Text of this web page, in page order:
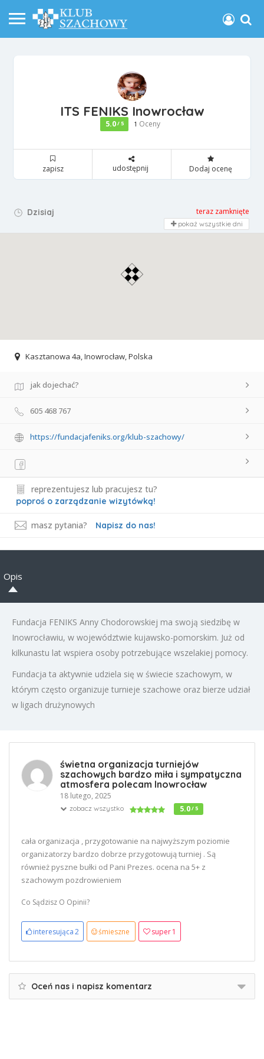
ITS FENIKS Inowrocław
5.0/ 5 1 Oceny
zapisz udostępnij Dodaj ocenę
Dzisiaj teraz zamknięte
pokaż wszystkie dni
Kasztanowa 4a, Inowrocław, Polska
jak dojechać?
605 468 767
https://fundacjafeniks.org/klub-szachowy/
reprezentujesz lub pracujesz tu?
poproś o zarządzanie wizytówką!
masz pytania? Napisz do nas!
Opis
Fundacja FENIKS Anny Chodorowskiej ma swoją siedzibę w
Inowrocławiu, w województwie kujawsko-pomorskim. Już od
kilkunastu lat wspiera osoby potrzebujące wszelakiej pomocy.
Fundacja ta aktywnie udziela się w świecie szachowym, w
którym często organizuje turnieje szachowe oraz bierze udział
w ligach drużynowych
świetna organizacja turniejów
szachowych bardzo miła i sympatyczna
atmosfera polecam Inowrocław
18 lutego, 2025
zobacz wszystko 5.0/ 5
cała organizacja , przygotowanie na najwyższym poziomie
organizatorzy bardzo dobrze przygotowują turniej . Są
również pyszne bułki od Pani Prezes. ocena na 5+ z
szachowym pozdrowieniem
Co Sądzisz O Opinii?
interesująca2 śmieszne super1
Oceń nas i napisz komentarz